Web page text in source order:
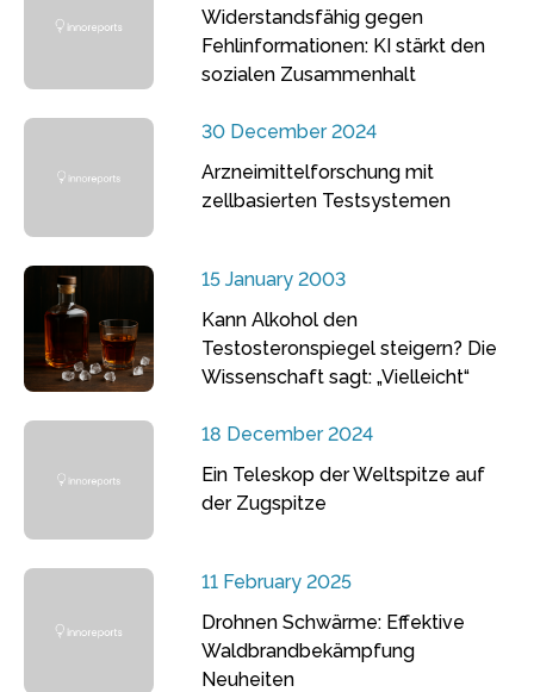
Widerstandsfähig gegen
Fehlinformationen: KI stärkt den
sozialen Zusammenhalt
30 December 2024
Arzneimittelforschung mit
zellbasierten Testsystemen
15 January 2003
Kann Alkohol den
Testosteronspiegel steigern? Die
Wissenschaft sagt: „Vielleicht“
18 December 2024
Ein Teleskop der Weltspitze auf
der Zugspitze
11 February 2025
Drohnen Schwärme: Effektive
Waldbrandbekämpfung
Neuheiten